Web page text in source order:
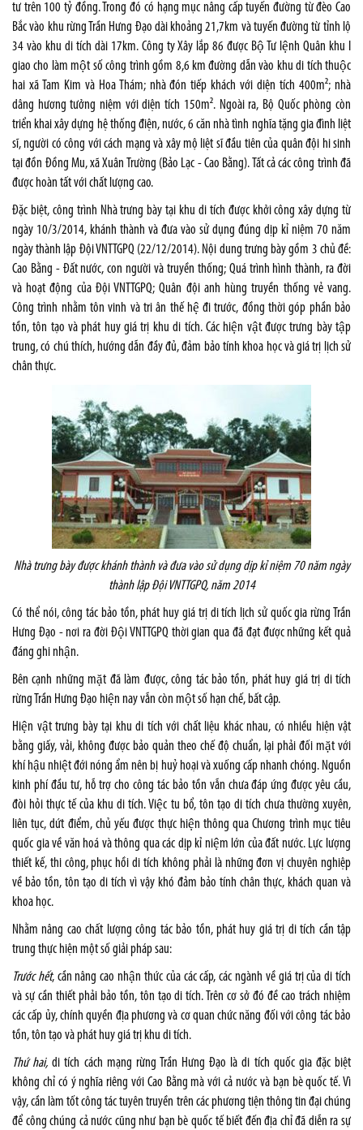
tư trên 100 tỷ đồng. Trong đó có hạng mục nâng cấp tuyến đường từ đèo Cao
Bắc vào khu rừng Trần Hưng Đạo dài khoảng 21,7km và tuyến đường từ tỉnh lộ
34 vào khu di tích dài 17km. Công ty Xây lắp 86 được Bộ Tư lệnh Quân khu I
giao cho làm một số công trình gồm 8,6 km đường dẫn vào khu di tích thuộc
hai xã Tam Kim và Hoa Thám; nhà đón tiếp khách với diện tích 400m²; nhà
dâng hương tưởng niệm với diện tích 150m². Ngoài ra, Bộ Quốc phòng còn
triển khai xây dựng hệ thống điện, nước, 6 căn nhà tình nghĩa tặng gia đình liệt
sĩ, người có công với cách mạng và xây mộ liệt sĩ đầu tiên của quân đội hi sinh
tại đồn Đồng Mu, xã Xuân Trường (Bảo Lạc - Cao Bằng). Tất cả các công trình đã
được hoàn tất với chất lượng cao.
Đặc biệt, công trình Nhà trưng bày tại khu di tích được khởi công xây dựng từ
ngày 10/3/2014, khánh thành và đưa vào sử dụng đúng dịp kỉ niệm 70 năm
ngày thành lập Đội VNTTGPQ (22/12/2014). Nội dung trưng bày gồm 3 chủ đề:
Cao Bằng - Đất nước, con người và truyền thống; Quá trình hình thành, ra đời
và hoạt động của Đội VNTTGPQ; Quân đội anh hùng truyền thống vẻ vang.
Công trình nhằm tôn vinh và tri ân thế hệ đi trước, đồng thời góp phần bảo
tồn, tôn tạo và phát huy giá trị khu di tích. Các hiện vật được trưng bày tập
trung, có chú thích, hướng dẫn đầy đủ, đảm bảo tính khoa học và giá trị lịch sử
chân thực.
Nhà trưng bày được khánh thành và đưa vào sử dụng dịp kỉ niệm 70 năm ngày
thành lập Đội VNTTGPQ, năm 2014
Có thể nói, công tác bảo tồn, phát huy giá trị di tích lịch sử quốc gia rừng Trần
Hưng Đạo - nơi ra đời Đội VNTTGPQ thời gian qua đã đạt được những kết quả
đáng ghi nhận.
Bên cạnh những mặt đã làm được, công tác bảo tồn, phát huy giá trị di tích
rừng Trần Hưng Đạo hiện nay vẫn còn một số hạn chế, bất cập.
Hiện vật trưng bày tại khu di tích với chất liệu khác nhau, có nhiều hiện vật
bằng giấy, vải, không được bảo quản theo chế độ chuẩn, lại phải đối mặt với
khí hậu nhiệt đới nóng ẩm nên bị huỷ hoại và xuống cấp nhanh chóng. Nguồn
kinh phí đầu tư, hỗ trợ cho công tác bảo tồn vẫn chưa đáp ứng được yêu cầu,
đòi hỏi thực tế của khu di tích. Việc tu bổ, tôn tạo di tích chưa thường xuyên,
liên tục, dứt điểm, chủ yếu được thực hiện thông qua Chương trình mục tiêu
quốc gia về văn hoá và thông qua các dịp kỉ niệm lớn của đất nước. Lực lượng
thiết kế, thi công, phục hồi di tích không phải là những đơn vị chuyên nghiệp
về bảo tồn, tôn tạo di tích vì vậy khó đảm bảo tính chân thực, khách quan và
khoa học.
Nhằm nâng cao chất lượng công tác bảo tồn, phát huy giá trị di tích cần tập
trung thực hiện một số giải pháp sau:
Trước hết, cần nâng cao nhận thức của các cấp, các ngành về giá trị của di tích
và sự cần thiết phải bảo tồn, tôn tạo di tích. Trên cơ sở đó đề cao trách nhiệm
các cấp ủy, chính quyền địa phương và cơ quan chức năng đối với công tác bảo
tồn, tôn tạo và phát huy giá trị khu di tích.
Thứ hai, di tích cách mạng rừng Trần Hưng Đạo là di tích quốc gia đặc biệt
không chỉ có ý nghĩa riêng với Cao Bằng mà với cả nước và bạn bè quốc tế. Vì
vậy, cần làm tốt công tác tuyên truyền trên các phương tiện thông tin đại chúng
để công chúng cả nước cũng như bạn bè quốc tế biết đến địa chỉ đã diễn ra sự